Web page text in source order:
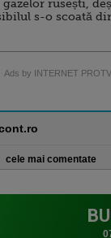
rusești,
s-o scoată
Ads by INTERNET PROTV
cele mai comentate